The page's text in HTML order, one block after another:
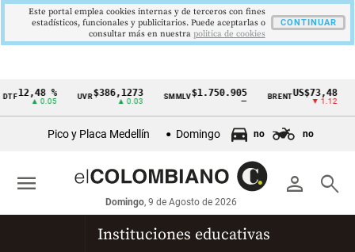
Cintillo
económicos
Colombia
12,48 %
▲ 0.05
UVR$386,1273
▲ 0.03
SMMLV $1.750.905 BRENTUS$73,48
▼ 1.12
Pico y Placa Medellín Domingo no no
person search
Domingo, 9 de Agosto de 2026
menu
Instituciones educativas
Este portal emplea cookies internas y de terceros con fines
estadísticos, funcionales y publicitarios. Puede aceptarlas o
consultar más en nuestra politica de cookies
CONTINUAR